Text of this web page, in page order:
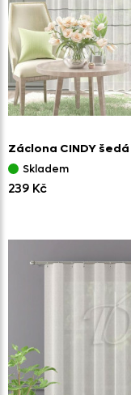
Záclona CINDY šedá
Skladem
239 Kč